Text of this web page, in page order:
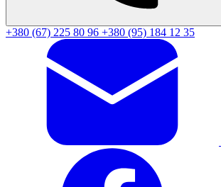
+380 (67) 225 80 96 +380 (95) 184 12 35